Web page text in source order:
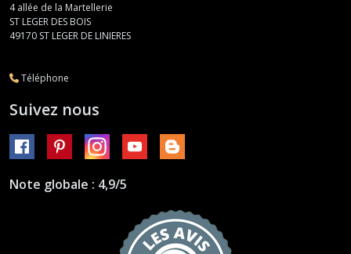
4 allée de la Martellerie
ST LEGER DES BOIS
49170 ST LEGER DE LINIERES
Téléphone
Suivez nous
Note globale : 4,9/5